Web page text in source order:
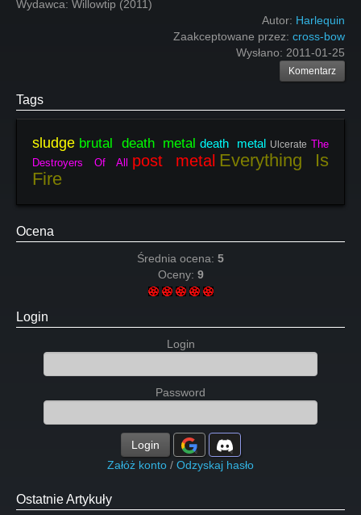
Wydawca: Willowtip (2011)
Autor: Harlequin
Zaakceptowane przez: cross-bow
Wysłano: 2011-01-25
Komentarz
Tags
sludge brutal death metal death metal Ulcerate The
Destroyers Of All
post metal Everything Is
Fire
Ocena
Średnia ocena: 5
Oceny: 9
Login
Login
Password
Login
Załóż konto / Odzyskaj hasło
Ostatnie Artykuły